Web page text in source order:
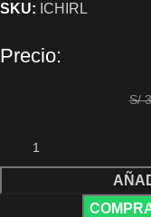
SKU: ICHIRL
Precio:
S/